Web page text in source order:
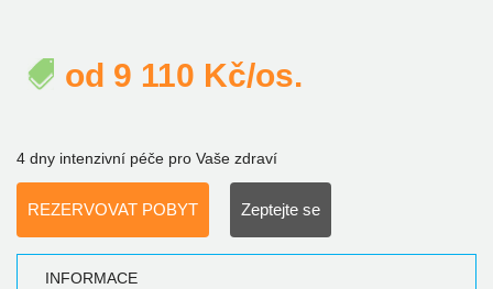
od 9 110 Kč/os.
4 dny intenzivní péče pro Vaše zdraví
REZERVOVAT POBYT Zeptejte se
INFORMACE